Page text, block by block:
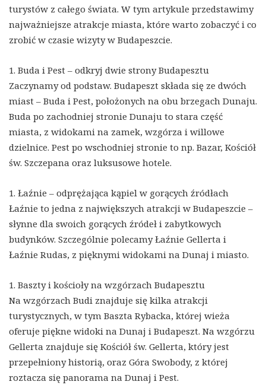
turystów z całego świata. W tym artykule przedstawimy
najważniejsze atrakcje miasta, które warto zobaczyć i co
zrobić w czasie wizyty w Budapeszcie.
1. Buda i Pest – odkryj dwie strony Budapesztu
Zaczynamy od podstaw. Budapeszt składa się ze dwóch
miast – Buda i Pest, położonych na obu brzegach Dunaju.
Buda po zachodniej stronie Dunaju to stara część
miasta, z widokami na zamek, wzgórza i willowe
dzielnice. Pest po wschodniej stronie to np. Bazar, Kościół
św. Szczepana oraz luksusowe hotele.
1. Łaźnie – odprężająca kąpiel w gorących źródłach
Łaźnie to jedna z największych atrakcji w Budapeszcie –
słynne dla swoich gorących źródeł i zabytkowych
budynków. Szczególnie polecamy Łaźnie Gellerta i
Łaźnie Rudas, z pięknymi widokami na Dunaj i miasto.
1. Baszty i kościoły na wzgórzach Budapesztu
Na wzgórzach Budi znajduje się kilka atrakcji
turystycznych, w tym Baszta Rybacka, której wieża
oferuje piękne widoki na Dunaj i Budapeszt. Na wzgórzu
Gellerta znajduje się Kościół św. Gellerta, który jest
przepełniony historią, oraz Góra Swobody, z której
roztacza się panorama na Dunaj i Pest.